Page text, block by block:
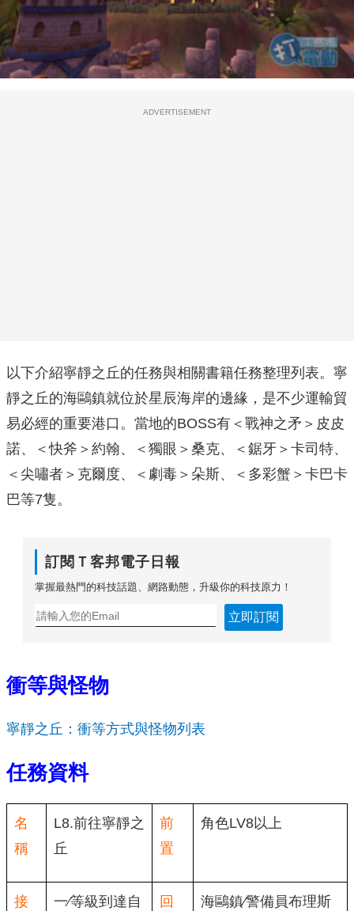
ADVERTISEMENT
以下介紹寧靜之丘的任務與相關書籍任務整理列表。寧
靜之丘的海鷗鎮就位於星辰海岸的邊緣，是不少運輸貿
易必經的重要港口。當地的BOSS有＜戰神之矛＞皮皮
諾、＜快斧＞約翰、＜獨眼＞桑克、＜鋸牙＞卡司特、
＜尖嘯者＞克爾度、＜劇毒＞朵斯、＜多彩蟹＞卡巴卡
巴等7隻。
訂閱Ｔ客邦電子日報
掌握最熱門的科技話題、網路動態，升級你的科技原力！
立即訂閱
衝等與怪物
寧靜之丘：衝等方式與怪物列表
任務資料
名
稱
L8.前往寧靜之
丘
前
置
角色LV8以上
接
一∕等級到達自
回
海鷗鎮∕警備員布理斯